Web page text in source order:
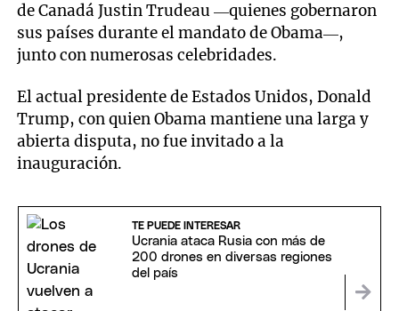
de Canadá Justin Trudeau —quienes gobernaron
sus países durante el mandato de Obama—,
junto con numerosas celebridades.
El actual presidente de Estados Unidos, Donald
Trump, con quien Obama mantiene una larga y
abierta disputa, no fue invitado a la
inauguración.
TE PUEDE INTERESAR
Ucrania ataca Rusia con más de
200 drones en diversas regiones
del país